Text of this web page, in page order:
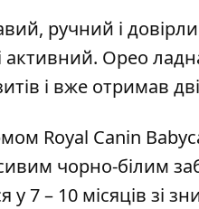
ручний і
активний. Орео
і вже отримав
Royal Canin
чорно-білим
у 7 – 10 місяців зі